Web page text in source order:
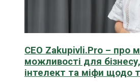
CEO Zakupivli.Pro – про
можливості для
інтелект та міфи щодо